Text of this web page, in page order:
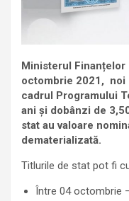
Ministerul
octombrie 2021, noi
cadrul Programului
ani și dobânzi de
stat au valoare
dematerializată.
Titlurile de stat pot fi
Între 04 octombrie